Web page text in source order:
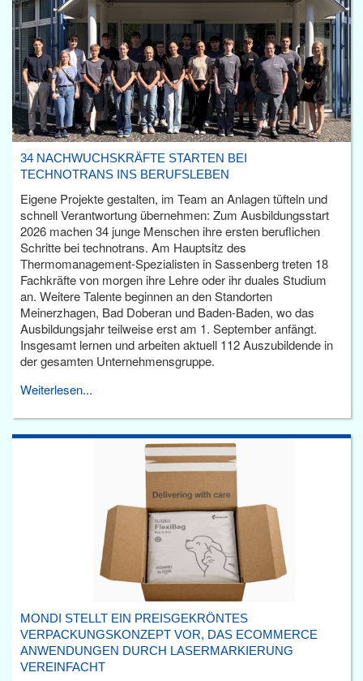
34 NACHWUCHSKRÄFTE STARTEN BEI
TECHNOTRANS INS BERUFSLEBEN
Eigene Projekte gestalten, im Team an Anlagen tüfteln und
schnell Verantwortung übernehmen: Zum Ausbildungsstart
2026 machen 34 junge Menschen ihre ersten beruflichen
Schritte bei technotrans. Am Hauptsitz des
Thermomanagement-Spezialisten in Sassenberg treten 18
Fachkräfte von morgen ihre Lehre oder ihr duales Studium
an. Weitere Talente beginnen an den Standorten
Meinerzhagen, Bad Doberan und Baden-Baden, wo das
Ausbildungsjahr teilweise erst am 1. September anfängt.
Insgesamt lernen und arbeiten aktuell 112 Auszubildende in
der gesamten Unternehmensgruppe.
Weiterlesen...
MONDI STELLT EIN PREISGEKRÖNTES
VERPACKUNGSKONZEPT VOR, DAS ECOMMERCE
ANWENDUNGEN DURCH LASERMARKIERUNG
VEREINFACHT